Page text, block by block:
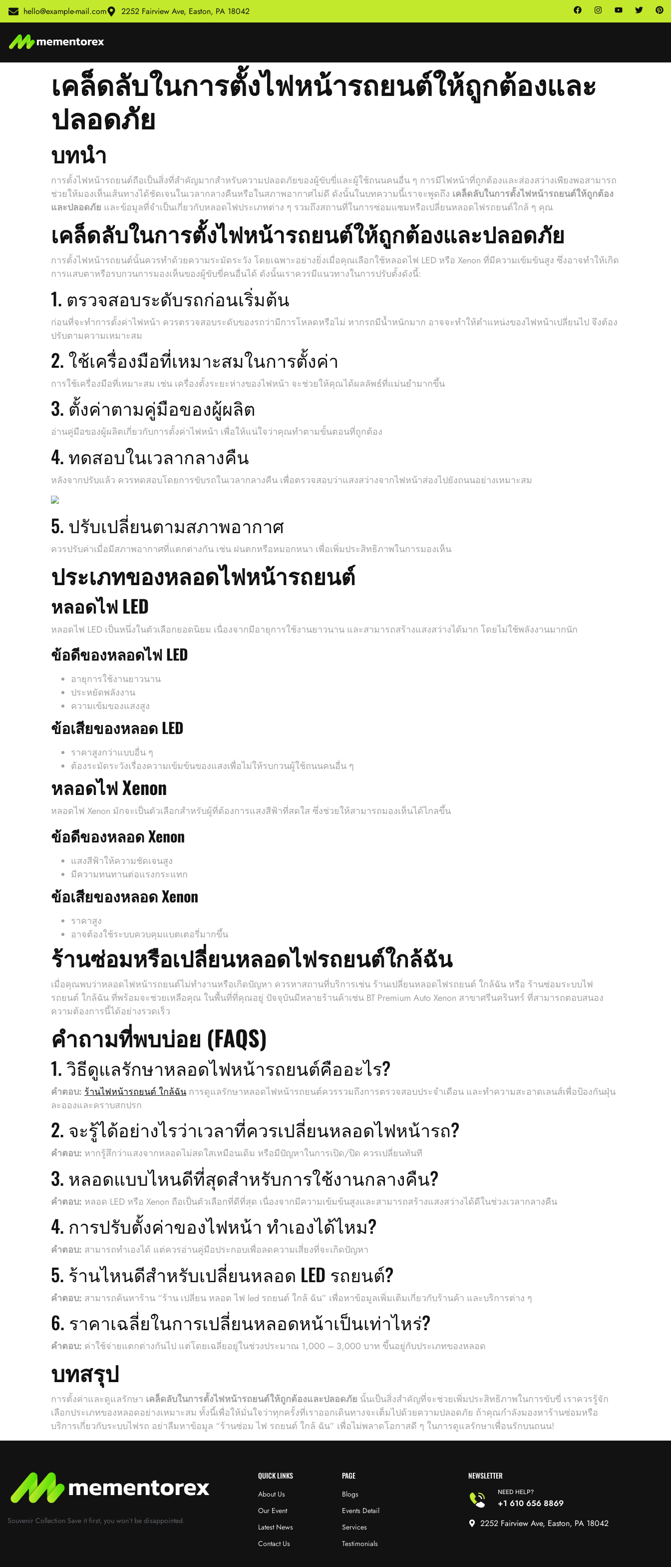
hello@example-mail.com 2252 Fairview Ave, Easton, PA 18042
เคล็ดลับในการตั้งไฟหน้ารถยนต์ให้ถูกต้องและ
ปลอดภัย
บทนำ
การตั้งไฟหน้ารถยนต์ถือเป็นสิ่งที่สำคัญมากสำหรับความปลอดภัยของผู้ขับขี่และผู้ใช้ถนนคนอื่น ๆ การมีไฟหน้าที่ถูกต้องและส่องสว่างเพียงพอสามารถ
ช่วยให้มองเห็นเส้นทางได้ชัดเจนในเวลากลางคืนหรือในสภาพอากาศไม่ดี ดังนั้นในบทความนี้เราจะพูดถึง เคล็ดลับในการตั้งไฟหน้ารถยนต์ให้ถูกต้อง
และปลอดภัย และข้อมูลที่จำเป็นเกี่ยวกับหลอดไฟประเภทต่าง ๆ รวมถึงสถานที่ในการซ่อมแซมหรือเปลี่ยนหลอดไฟรถยนต์ใกล้ ๆ คุณ
เคล็ดลับในการตั้งไฟหน้ารถยนต์ให้ถูกต้องและปลอดภัย
การตั้งไฟหน้ารถยนต์นั้นควรทำด้วยความระมัดระวัง โดยเฉพาะอย่างยิ่งเมื่อคุณเลือกใช้หลอดไฟ LED หรือ Xenon ที่มีความเข้มข้นสูง ซึ่งอาจทำให้เกิด
การแสบตาหรือรบกวนการมองเห็นของผู้ขับขี่คนอื่นได้ ดังนั้นเราควรมีแนวทางในการปรับตั้งดังนี้:
1. ตรวจสอบระดับรถก่อนเริ่มต้น
ก่อนที่จะทำการตั้งค่าไฟหน้า ควรตรวจสอบระดับของรถว่ามีการโหลดหรือไม่ หากรถมีน้ำหนักมาก อาจจะทำให้ตำแหน่งของไฟหน้าเปลี่ยนไป จึงต้อง
ปรับตามความเหมาะสม
2. ใช้เครื่องมือที่เหมาะสมในการตั้งค่า
การใช้เครื่องมือที่เหมาะสม เช่น เครื่องตั้งระยะห่างของไฟหน้า จะช่วยให้คุณได้ผลลัพธ์ที่แม่นยำมากขึ้น
3. ตั้งค่าตามคู่มือของผู้ผลิต
อ่านคู่มือของผู้ผลิตเกี่ยวกับการตั้งค่าไฟหน้า เพื่อให้แน่ใจว่าคุณทำตามขั้นตอนที่ถูกต้อง
4. ทดสอบในเวลากลางคืน
หลังจากปรับแล้ว ควรทดสอบโดยการขับรถในเวลากลางคืน เพื่อตรวจสอบว่าแสงสว่างจากไฟหน้าส่องไปยังถนนอย่างเหมาะสม
5. ปรับเปลี่ยนตามสภาพอากาศ
ควรปรับค่าเมื่อมีสภาพอากาศที่แตกต่างกัน เช่น ฝนตกหรือหมอกหนา เพื่อเพิ่มประสิทธิภาพในการมองเห็น
ประเภทของหลอดไฟหน้ารถยนต์
หลอดไฟ LED
หลอดไฟ LED เป็นหนึ่งในตัวเลือกยอดนิยม เนื่องจากมีอายุการใช้งานยาวนาน และสามารถสร้างแสงสว่างได้มาก โดยไม่ใช้พลังงานมากนัก
ข้อดีของหลอดไฟ LED
อายุการใช้งานยาวนาน
ประหยัดพลังงาน
ความเข้มของแสงสูง
ข้อเสียของหลอด LED
ราคาสูงกว่าแบบอื่น ๆ
ต้องระมัดระวังเรื่องความเข้มข้นของแสงเพื่อไม่ให้รบกวนผู้ใช้ถนนคนอื่น ๆ
หลอดไฟ Xenon
หลอดไฟ Xenon มักจะเป็นตัวเลือกสำหรับผู้ที่ต้องการแสงสีฟ้าที่สดใส ซึ่งช่วยให้สามารถมองเห็นได้ไกลขึ้น
ข้อดีของหลอด Xenon
แสงสีฟ้าให้ความชัดเจนสูง
มีความทนทานต่อแรงกระแทก
ข้อเสียของหลอด Xenon
ราคาสูง
อาจต้องใช้ระบบควบคุมแบตเตอรี่มากขึ้น
ร้านซ่อมหรือเปลี่ยนหลอดไฟรถยนต์ใกล้ฉัน
เมื่อคุณพบว่าหลอดไฟหน้ารถยนต์ไม่ทำงานหรือเกิดปัญหา ควรหาสถานที่บริการเช่น ร้านเปลี่ยนหลอดไฟรถยนต์ ใกล้ฉัน หรือ ร้านซ่อมระบบไฟ
รถยนต์ ใกล้ฉัน ที่พร้อมจะช่วยเหลือคุณ ในพื้นที่ที่คุณอยู่ ปัจจุบันมีหลายร้านค้าเช่น BT Premium Auto Xenon สาขาศรีนครินทร์ ที่สามารถตอบสนอง
ความต้องการนี้ได้อย่างรวดเร็ว
คำถามที่พบบ่อย (FAQS)
1. วิธีดูแลรักษาหลอดไฟหน้ารถยนต์คืออะไร?
คำตอบ: ร้านไฟหน้ารถยนต์ ใกล้ฉัน การดูแลรักษาหลอดไฟหน้ารถยนต์ควรรวมถึงการตรวจสอบประจำเดือน และทำความสะอาดเลนส์เพื่อป้องกันฝุ่น
ละอองและคราบสกปรก
2. จะรู้ได้อย่างไรว่าเวลาที่ควรเปลี่ยนหลอดไฟหน้ารถ?
คำตอบ: หากรู้สึกว่าแสงจากหลอดไม่สดใสเหมือนเดิม หรือมีปัญหาในการเปิด/ปิด ควรเปลี่ยนทันที
3. หลอดแบบไหนดีที่สุดสำหรับการใช้งานกลางคืน?
คำตอบ: หลอด LED หรือ Xenon ถือเป็นตัวเลือกที่ดีที่สุด เนื่องจากมีความเข้มข้นสูงและสามารถสร้างแสงสว่างได้ดีในช่วงเวลากลางคืน
4. การปรับตั้งค่าของไฟหน้า ทำเองได้ไหม?
คำตอบ: สามารถทำเองได้ แต่ควรอ่านคู่มือประกอบเพื่อลดความเสี่ยงที่จะเกิดปัญหา
5. ร้านไหนดีสำหรับเปลี่ยนหลอด LED รถยนต์?
คำตอบ: สามารถค้นหาร้าน “ร้าน เปลี่ยน หลอด ไฟ led รถยนต์ ใกล้ ฉัน” เพื่อหาข้อมูลเพิ่มเติมเกี่ยวกับร้านค้า และบริการต่าง ๆ
6. ราคาเฉลี่ยในการเปลี่ยนหลอดหน้าเป็นเท่าไหร่?
คำตอบ: ค่าใช้จ่ายแตกต่างกันไป แต่โดยเฉลี่ยอยู่ในช่วงประมาณ 1,000 – 3,000 บาท ขึ้นอยู่กับประเภทของหลอด
บทสรุป
การตั้งค่าและดูแลรักษา เคล็ดลับในการตั้งไฟหน้ารถยนต์ให้ถูกต้องและปลอดภัย นั้นเป็นสิ่งสำคัญที่จะช่วยเพิ่มประสิทธิภาพในการขับขี่ เราควรรู้จัก
เลือกประเภทของหลอดอย่างเหมาะสม ทั้งนี้เพื่อให้มั่นใจว่าทุกครั้งที่เราออกเดินทางจะเต็มไปด้วยความปลอดภัย ถ้าคุณกำลังมองหาร้านซ่อมหรือ
บริการเกี่ยวกับระบบไฟรถ อย่าลืมหาข้อมูล “ร้านซ่อม ไฟ รถยนต์ ใกล้ ฉัน” เพื่อไม่พลาดโอกาสดี ๆ ในการดูแลรักษาเพื่อนรักบนถนน!
Souvenir Collection Save it first, you won’t be disappointed.
QUICK LINKS
About Us
Our Event
Latest News
Contact Us
PAGE
Blogs
Events Detail
Services
Testimonials
NEWSLETTER
NEED HELP?
+1 610 656 8869
2252 Fairview Ave, Easton, PA 18042